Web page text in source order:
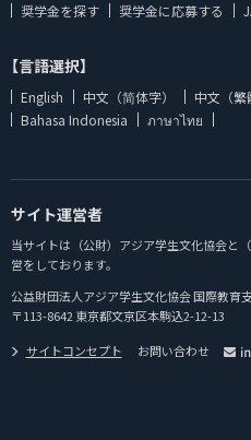
奨学金を探す 奨学金に応募する
【言語選択】
English 中文（简体字） 中文（繁
Bahasa Indonesia
ภาษาไทย
サイト運営者
当サイトは（公財）アジア学生文化協会と
営をしております。
公益財団法人アジア学生文化協会 国際教育
〒113-8642 東京都文京区本駒込2-12-13
サイトコンセプト
お問い合わせ